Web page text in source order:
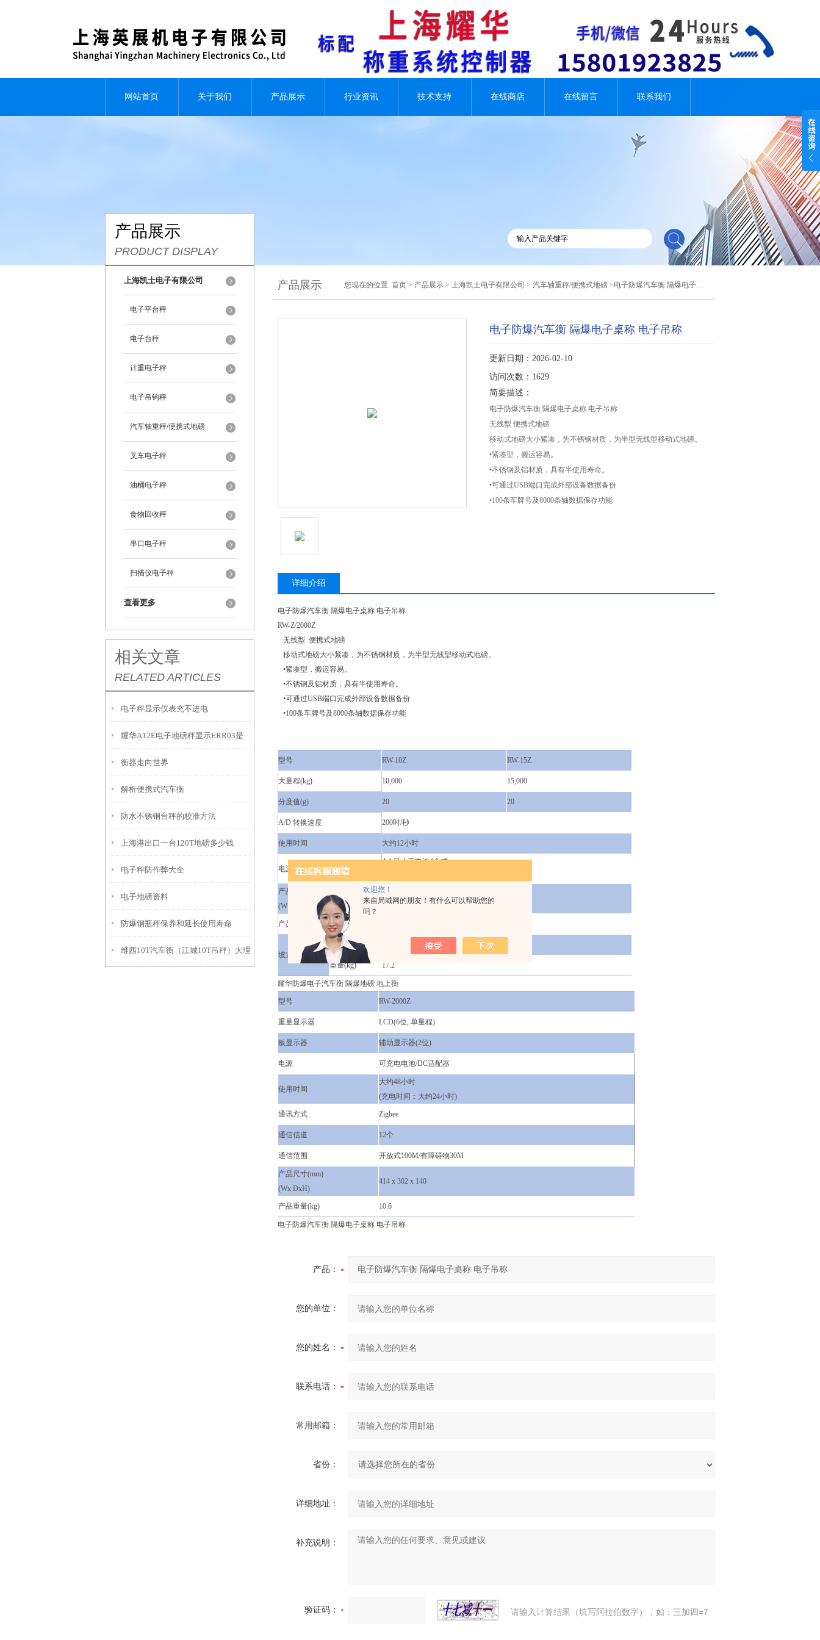
欢迎您！
来自局域网的朋友！有什么可以帮助您的
吗？
网站首页 关于我们 产品展示 行业资讯 技术支持 在线商店 在线留言 联系我们
产品展示
PRODUCT DISPLAY
上海凯士电子有限公司
电子平台秤
电子台秤
计重电子秤
电子吊钩秤
汽车轴重秤/便携式地磅
叉车电子秤
油桶电子秤
食物回收秤
串口电子秤
扫描仪电子秤
查看更多
相关文章
RELATED ARTICLES
电子秤显示仪表充不进电
耀华A12E电子地磅秤显示ERR03是
什么问题
衡器走向世界
解析便携式汽车衡
防水不锈钢台秤的校准方法
上海港出口一台120T地磅多少钱
电子秤防作弊大全
电子地磅资料
防爆钢瓶秤保养和延长使用寿命
维西10T汽车衡（江城10T吊秤）大理
产品展示 您现在的位置: 首页 > 产品展示 > 上海凯士电子有限公司 > 汽车轴重秤/便携式地磅 >电子防爆汽车衡 隔爆电子桌称 电子吊称
电子防爆汽车衡 隔爆电子桌称 电子吊称
更新日期：2026-02-10
访问次数：1629
简要描述：
电子防爆汽车衡 隔爆电子桌称 电子吊称
无线型 便携式地磅
移动式地磅大小紧凑，为不锈钢材质，为半型无线型移动式地磅。
•紧凑型，搬运容易。
•不锈钢及铝材质，具有半使用寿命。
•可通过USB端口完成外部设备数据备份
•100条车牌号及8000条轴数据保存功能
详细介绍
电子防爆汽车衡 隔爆电子桌称 电子吊称
RW-Z/2000Z
无线型 便携式地磅
移动式地磅大小紧凑，为不锈钢材质，为半型无线型移动式地磅。
•紧凑型，搬运容易。
•不锈钢及铝材质，具有半使用寿命。
•可通过USB端口完成外部设备数据备份
•100条车牌号及8000条轴数据保存功能
型号 RW-10Z RW-15Z
大量程(kg) 10,000 15,000
分度值(g) 20 20
A/D 转换速度 200时/秒
使用时间 大约12小时
电源
AA尺寸干电池4个或
产品尺寸(mm)
(W x D x H)
900 x 500 x 40
产品重量
坡道
尺寸(mm) 900(W) x 250(D) x 39(H)
重量(kg) 17.2
耀华防爆电子汽车衡 隔爆地磅 地上衡
型号 RW-2000Z
重量显示器 LCD(6位, 单量程)
板显示器 辅助显示器(2位)
电源 可充电电池/DC适配器
使用时间
大约48小时
(充电时间：大约24小时)
通讯方式 Zigbee
通信信道 12个
通信范围 开放式100M/有障碍物30M
产品尺寸(mm)
(Wx DxH)
414 x 302 x 140
产品重量(kg) 10.6
电子防爆汽车衡 隔爆电子桌称 电子吊称
产品：
您的单位：
您的姓名：
联系电话：
常用邮箱：
省份：
详细地址：
补充说明：
验证码： 请输入计算结果（填写阿拉伯数字），如：三加四=7